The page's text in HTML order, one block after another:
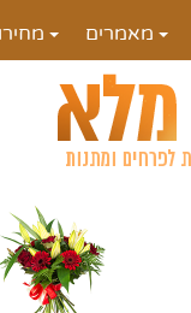
מאמרים